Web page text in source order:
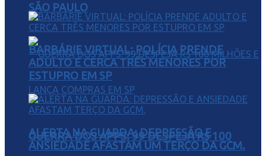
SÃO PAULO
GUERRA DOS APPS: 99 DESPEJA R$ 100
BARBÁRIE VIRTUAL: POLÍCIA PRENDE
ADULTO E CERCA TRÊS MENORES POR
ESTUPRO EM SP
ALERTA NA GUARDA: DEPRESSÃO E
ANSIEDADE AFASTAM UM TERÇO DA GCM.